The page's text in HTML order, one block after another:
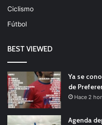
Ciclismo
Fútbol
BEST VIEWED
Ya se
de
Hace 2
Agenda